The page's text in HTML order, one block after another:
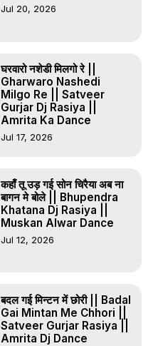
Jul 20, 2026
घरवारो नशेडी मिलगो रे ||
Gharwaro Nashedi
Milgo Re || Satveer
Gurjar Dj Rasiya ||
Amrita Ka Dance
Jul 17, 2026
कहाँ तू उड़ गई सोन चिरैया अब ना
बागन मे बोले || Bhupendra
Khatana Dj Rasiya ||
Muskan Alwar Dance
Jul 12, 2026
बदल गई मिन्टन में छोरी || Badal
Gai Mintan Me Chhori ||
Satveer Gurjar Rasiya ||
Amrita Dj Dance